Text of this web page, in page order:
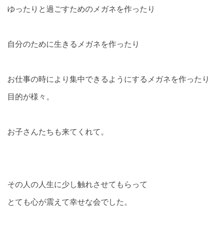
ゆったりと過ごすためのメガネを作ったり
自分のために生きるメガネを作ったり
お仕事の時により集中できるようにするメガネを作ったり
目的が様々。
お子さんたちも来てくれて。
その人の人生に少し触れさせてもらって
とても心が震えて幸せな会でした。